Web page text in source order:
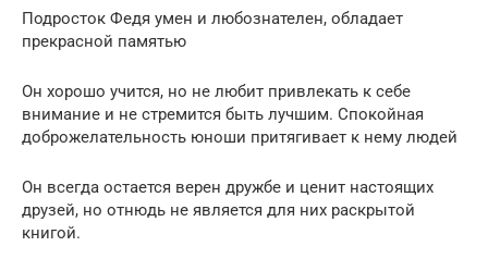
Подросток Федя умен и любознателен, обладает
прекрасной памятью
Он хорошо учится, но не любит привлекать к себе
внимание и не стремится быть лучшим. Спокойная
доброжелательность юноши притягивает к нему людей
Он всегда остается верен дружбе и ценит настоящих
друзей, но отнюдь не является для них раскрытой
книгой.